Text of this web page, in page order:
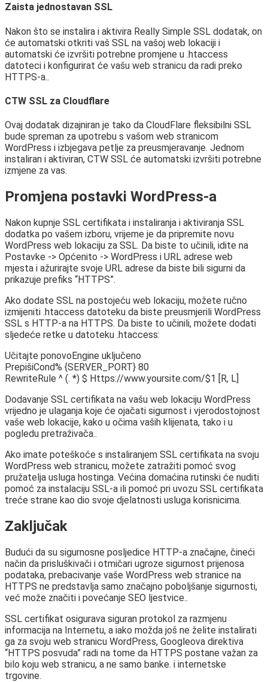
Zaista jednostavan SSL
Nakon što se instalira i aktivira Really Simple SSL dodatak, on
će automatski otkriti vaš SSL na vašoj web lokaciji i
automatski će izvršiti potrebne promjene u .htaccess
datoteci i konfigurirat će vašu web stranicu da radi preko
HTTPS-a..
CTW SSL za Cloudflare
Ovaj dodatak dizajniran je tako da CloudFlare fleksibilni SSL
bude spreman za upotrebu s vašom web stranicom
WordPress i izbjegava petlje za preusmjeravanje. Jednom
instaliran i aktiviran, CTW SSL će automatski izvršiti potrebne
izmjene za vas.
Promjena postavki WordPress-a
Nakon kupnje SSL certifikata i instaliranja i aktiviranja SSL
dodatka po vašem izboru, vrijeme je da pripremite novu
WordPress web lokaciju za SSL. Da biste to učinili, idite na
Postavke -> Općenito -> WordPress i URL adrese web
mjesta i ažurirajte svoje URL adrese da biste bili sigurni da
prikazuje prefiks “HTTPS”.
Ako dodate SSL na postojeću web lokaciju, možete ručno
izmijeniti .htaccess datoteku da biste preusmjerili WordPress
SSL s HTTP-a na HTTPS. Da biste to učinili, možete dodati
sljedeće retke u datoteku .htaccess:
Učitajte ponovoEngine uključeno
PrepišiCond% {SERVER_PORT} 80
RewriteRule ^ (. *) $ Https://www.yoursite.com/$1 [R, L]
Dodavanje SSL certifikata na vašu web lokaciju WordPress
vrijedno je ulaganja koje će ojačati sigurnost i vjerodostojnost
vaše web lokacije, kako u očima vaših klijenata, tako i u
pogledu pretraživača..
Ako imate poteškoće s instaliranjem SSL certifikata na svoju
WordPress web stranicu, možete zatražiti pomoć svog
pružatelja usluga hostinga. Većina domaćina rutinski će nuditi
pomoć za instalaciju SSL-a ili pomoć pri uvozu SSL certifikata
treće strane kao dio svoje djelatnosti usluga korisnicima.
Zaključak
Budući da su sigurnosne posljedice HTTP-a značajne, čineći
način da prisluškivači i otmičari ugroze sigurnost prijenosa
podataka, prebacivanje vaše WordPress web stranice na
HTTPS ne predstavlja samo značajno poboljšanje sigurnosti,
već može značiti i povećanje SEO ljestvice..
SSL certifikat osigurava siguran protokol za razmjenu
informacija na Internetu, a iako možda još ne želite instalirati
ga za svoju web stranicu WordPress, Googleova direktiva
“HTTPS posvuda” radi na tome da HTTPS postane važan za
bilo koju web stranicu, a ne samo banke. i internetske
trgovine.